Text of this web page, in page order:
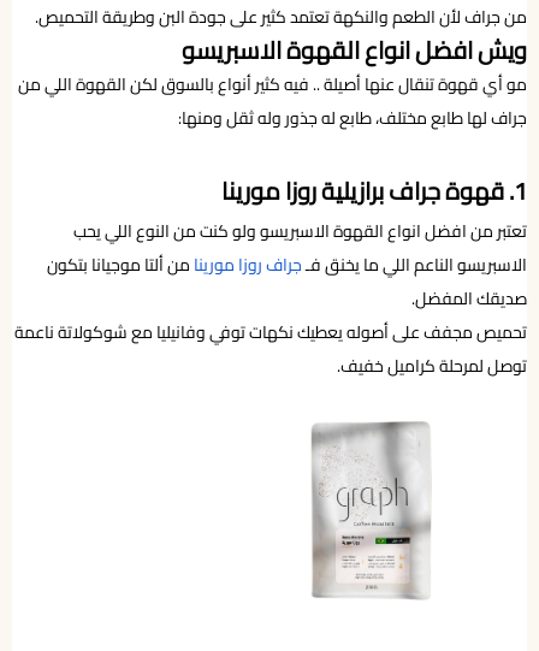
من جراف لأن الطعم والنكهة تعتمد كثير على جودة البن وطريقة التحميص.
ويش افضل انواع القهوة الاسبريسو
مو أي قهوة تنقال عنها أصيلة .. فيه كثير أنواع بالسوق لكن القهوة اللي من
جراف لها طابع مختلف، طابع له جذور وله ثقل ومنها:
1. قهوة جراف برازيلية روزا مورينا
تعتبر من افضل انواع القهوة الاسبريسو ولو كنت من النوع اللي يحب
الاسبريسو الناعم اللي ما يخنق فـجراف روزا مورينامن ألتا موجيانا بتكون
صديقك المفضل.
تحميص مجفف على أصوله يعطيك نكهات توفي وفانيليا مع شوكولاتة ناعمة
توصل لمرحلة كراميل خفيف.